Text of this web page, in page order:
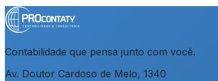
Contabilidade que pensa junto com você.
Av. Doutor Cardoso de Melo, 1340